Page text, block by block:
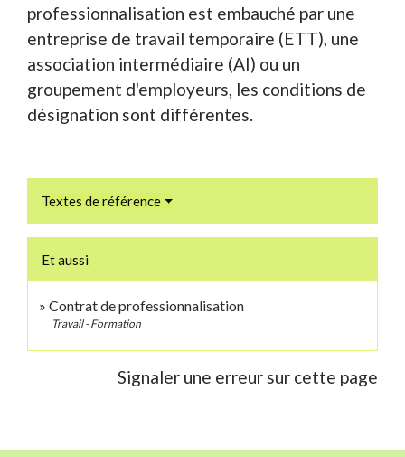
professionnalisation est embauché par une
entreprise de travail temporaire (ETT), une
association intermédiaire (AI) ou un
groupement d'employeurs, les conditions de
désignation sont différentes.
Textes de référence
Et aussi
Contrat de professionnalisation
Travail - Formation
Signaler une erreur sur cette page